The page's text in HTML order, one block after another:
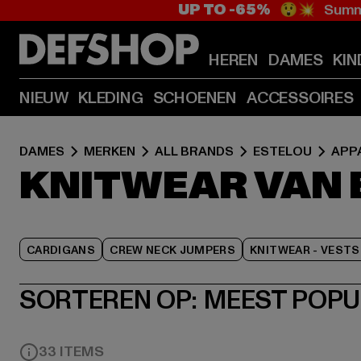
UP TO -65% 😲💥
HEREN DAMES
NIEUW KLEDING SCHOENEN ACCESSOIRES
DAMES MERKEN ALL BRANDS ESTELOU
KNITWEAR VAN
CARDIGANS CREW NECK JUMPERS KNITWEAR - VESTS
SORTEREN OP: MEEST
33 ITEMS